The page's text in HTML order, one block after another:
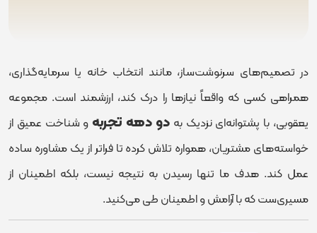
در تصمیم‌های سرنوشت‌ساز، مانند انتخاب خانه یا سرمایه‌گذاری،
همراهی کسی که واقعاً نیازها را درک کند، ارزشمند است. مجموعه
یعقوبی، با پشتوانه‌ای نزدیک بهدو دهه تجربه و شناخت عمیق از
خواسته‌های مشتریان، همواره تلاش کرده تا فراتر از یک مشاوره ساده
عمل کند. هدف ما تنها رسیدن به نتیجه نیست، بلکه اطمینان از
مسیری‌ست که با آرامش و اطمینان طی می‌کنید.